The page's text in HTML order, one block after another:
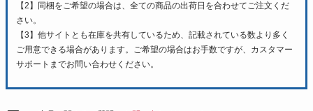
【2】同梱をご希望の場合は、全ての商品の出荷日を合わせてご注文くだ
さい。
【3】他サイトとも在庫を共有しているため、記載されている数より多く
ご用意できる場合があります。ご希望の場合はお手数ですが、カスタマー
サポートまでお問い合わせください。